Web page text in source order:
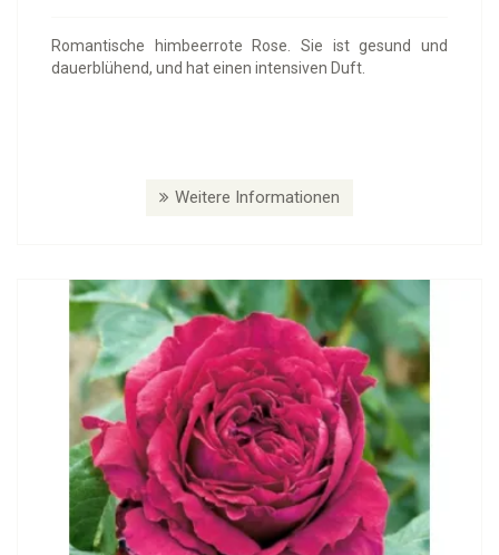
Romantische himbeerrote Rose. Sie ist gesund und
dauerblühend, und hat einen intensiven Duft.
Weitere Informationen